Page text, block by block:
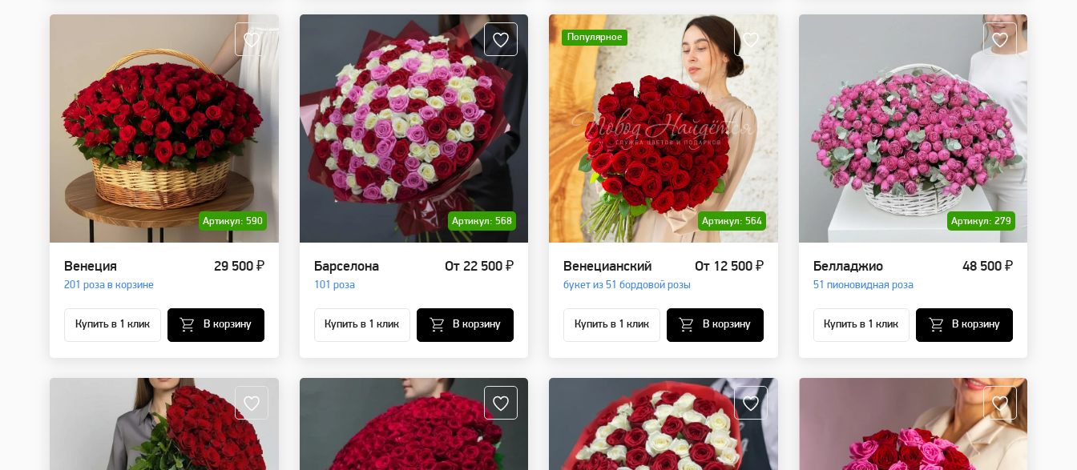
Артикул: 590
Венеция
201 роза в корзине
29 500 ₽
Купить в 1 клик В корзину
Артикул: 568
Барселона
101 роза
От 22 500 ₽
Купить в 1 клик В корзину
Популярное
Артикул: 564
Венецианский
букет из 51 бордовой розы
От 12 500 ₽
Купить в 1 клик В корзину
Артикул: 279
Белладжио
51 пионовидная роза
48 500 ₽
Купить в 1 клик В корзину